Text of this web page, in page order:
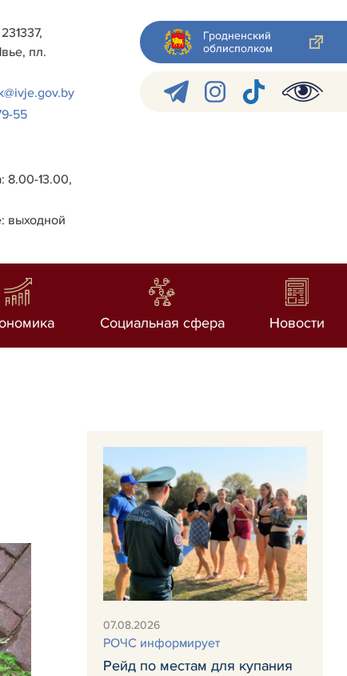
231337,
пл.
55
8.00-13.00,
выходной
Гродненский
облисполком
Социальная сфера Новости
07.08.2026
РОЧС информирует
Рейд по местам для купания